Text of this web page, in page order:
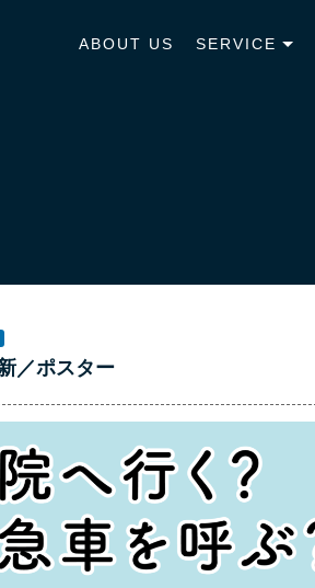
ABOUT US SERVICE
／ポスター